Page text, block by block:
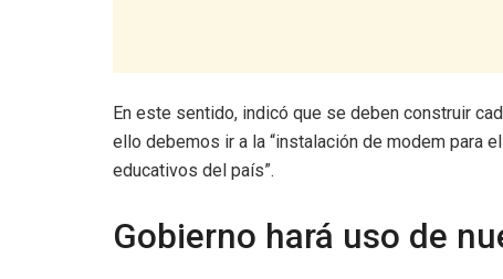
En este sentido, indicó que se deben construir
ello debemos ir a la “instalación de modem para
educativos del país”.
Gobierno hará uso de